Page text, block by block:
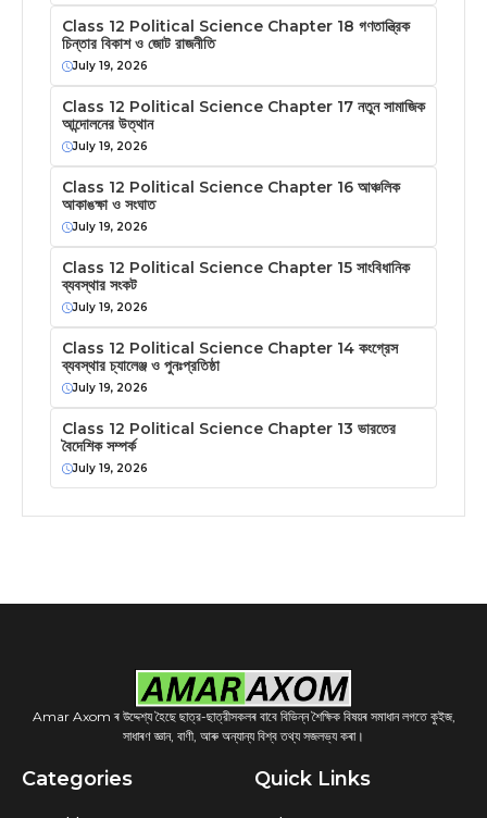
Class 12 Political Science Chapter 18 গণতান্ত্রিক
চিন্তার বিকাশ ও জোট রাজনীতি
July 19, 2026
Class 12 Political Science Chapter 17 নতুন সামাজিক
আন্দোলনের উত্থান
July 19, 2026
Class 12 Political Science Chapter 16 আঞ্চলিক
আকাঙক্ষা ও সংঘাত
July 19, 2026
Class 12 Political Science Chapter 15 সাংবিধানিক
ব্যবস্থার সংকট
July 19, 2026
Class 12 Political Science Chapter 14 কংগ্রেস
ব্যবস্থার চ্যালেঞ্জ ও পুনঃপ্রতিষ্ঠা
July 19, 2026
Class 12 Political Science Chapter 13 ভারতের
বৈদেশিক সম্পর্ক
July 19, 2026
Amar Axom ৰ উদ্দেশ্য হৈছে ছাত্র-ছাত্রীসকলৰ বাবে বিভিন্ন শৈক্ষিক বিষয়ৰ সমাধান লগতে কুইজ,
সাধাৰণ জ্ঞান, বাণী, আৰু অন্যান্য বিশ্ব তথ্য সজলভ্য কৰা।
Categories Quick Links